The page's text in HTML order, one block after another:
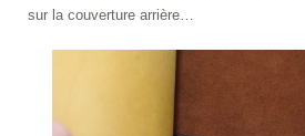
sur la couverture arrière…